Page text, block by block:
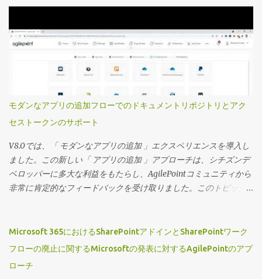
様から非常に好評を博している別のビデオで取り上げました。 こ
のビデオでは、カスタムプロジェクト固有のビューを定義する方
法を見ていきます。 主要な機能の一部を次に記載します 事前定義
されたアプリフィルターを使用してカスタムビューを設定し、エ
ーをロックダウンしたりする機能を提供できます。 これらのビュ
ーのセキュリティは、ビューを特定のグループに割り当てること
で制御できます。 ページビルダーウィジェットにのみ表示できる
ビューを定義できるため、ページデザイナーでは高度にカスタマ
イズされたプロジェクト固有のランディングページとそれに対応
するワークセンターを作成できます。 それでは、この機能の動作
を見てみましょう。 （動画の音声は英語です）
モダンなアプリの追加フローでのドキュメントリポジトリとアク
セストークンのサポート
V8.0では、「 モダンなアプリの追加 」エクスペリエンスを導入し
ました。この新しい「 アプリの追加 」アプローチは、シチズンデ
ベロッパーに多大な利益をもたらし、AgilePointコミュニティから
非常に肯定的なフィードバックを受け取りました。このトピック
パーコミュニティをサポートするという私たちのコミットメント
を継続し、この機能に2つの新しい拡張機能を導入できることを嬉
アプリの追加 」フローに含めました。 ウィザード主導のエクスペ
Microsoft 365におけるSharePointアドインとSharePointワーク
フローの廃止に関するMicrosoftの発表に対するAgilePointのアプ
ローチ